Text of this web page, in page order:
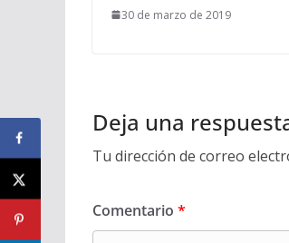
30 de marzo de 2019
Deja una
Tu dirección de correo
Comentario *